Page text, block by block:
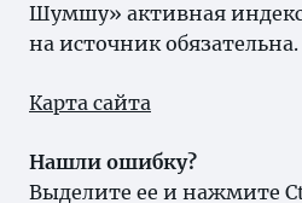
Шумшу» активная
на источник обязательна.
Карта сайта
Нашли ошибку?
Выделите ее и нажмите